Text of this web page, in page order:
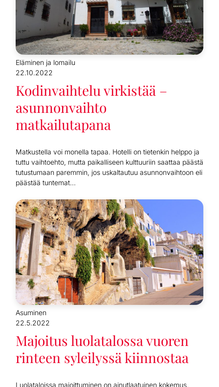
Eläminen ja lomailu
22.10.2022
Kodinvaihtelu virkistää –
asunnonvaihto
matkailutapana
Matkustella voi monella tapaa. Hotelli on tietenkin helppo ja
tuttu vaihtoehto, mutta paikalliseen kulttuuriin saattaa päästä
tutustumaan paremmin, jos uskaltautuu asunnonvaihtoon eli
päästää tuntemat...
Asuminen
22.5.2022
Majoitus luolatalossa vuoren
rinteen syleilyssä kiinnostaa
Luolataloissa majoittuminen on ainutlaatuinen kokemus.